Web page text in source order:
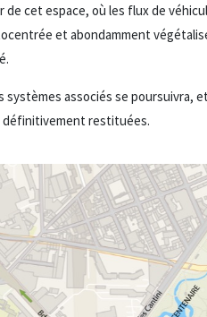
cet espace, où les flux de
et abondamment
associés se poursuivra,
définitivement restituées.